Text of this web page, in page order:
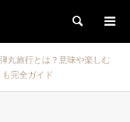
検索
丸旅行とは？意味や楽しむ
完全ガイド